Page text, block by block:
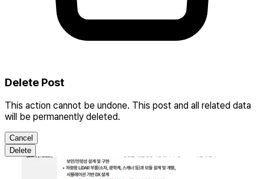
Delete Post
This action cannot be undone. This post and all related data
will be permanently deleted.
Cancel
Delete